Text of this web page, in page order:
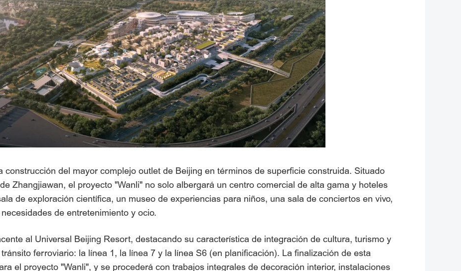
construcción del mayor complejo outlet de Beijing en términos de superficie construida. Situado
Zhangjiawan, el proyecto "Wanli" no solo albergará un centro comercial de alta gama y hoteles
de exploración científica, un museo de experiencias para niños, una sala de conciertos en vivo,
de entretenimiento y ocio.
al Universal Beijing Resort, destacando su característica de integración de cultura, turismo y
ferroviario: la línea 1, la línea 7 y la línea S6 (en planificación). La finalización de esta
el proyecto "Wanli", y se procederá con trabajos integrales de decoración interior, instalaciones